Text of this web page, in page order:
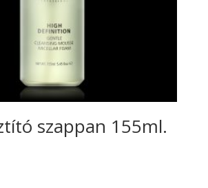
szappan 155ml.